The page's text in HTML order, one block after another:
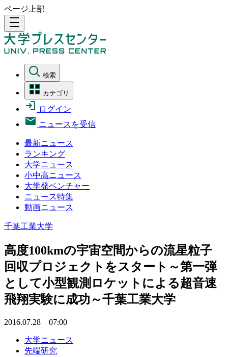
ページ上部
density_medium
検索
カテゴリ
ログイン
ニュースを受信
最新ニュース
ランキング
大学ニュース
小中高ニュース
大学発ベンチャー
ニュース特集
動画ニュース
千葉工業大学
高度100kmの宇宙空間からの流星粒子
回収プロジェクトをスタート～第一弾
として小型観測ロケットによる超音速
飛翔実験に成功～千葉工業大学
2016.07.28 07:00
大学ニュース
先端研究